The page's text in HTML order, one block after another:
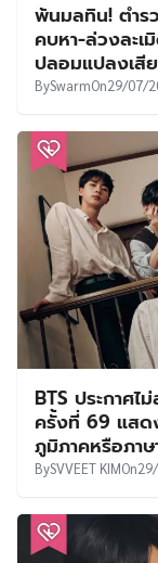
พ้นมลทิน! ตำร
คบหา-ล่วงละเ
ปลอมแปลงเสี
BySwarmOn29/07/
BTS ประกาศไ
ครั้งที่ 69 แสด
ภูมิภาคหรือภาษ
BySVVEET KIMOn